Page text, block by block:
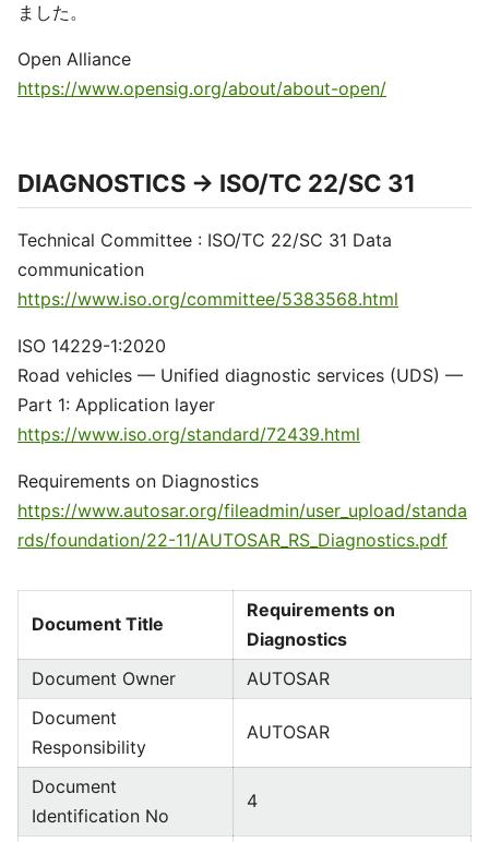
ました。
Open Alliance
https://www.opensig.org/about/about-open/
DIAGNOSTICS -> ISO/TC 22/SC 31
Technical Committee : ISO/TC 22/SC 31 Data
communication
https://www.iso.org/committee/5383568.html
ISO 14229-1:2020
Road vehicles — Unified diagnostic services (UDS) —
Part 1: Application layer
https://www.iso.org/standard/72439.html
Requirements on Diagnostics
https://www.autosar.org/fileadmin/user_upload/standa
rds/foundation/22-11/AUTOSAR_RS_Diagnostics.pdf
Document Title
Requirements on
Diagnostics
Document Owner
AUTOSAR
Document
Responsibility
AUTOSAR
Document
Identification No
4